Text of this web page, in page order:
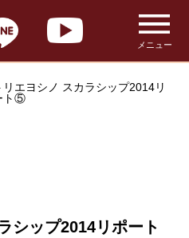
メニュー
リエヨシノ スカラシップ2014リ
ト⑤
シップ2014リポート